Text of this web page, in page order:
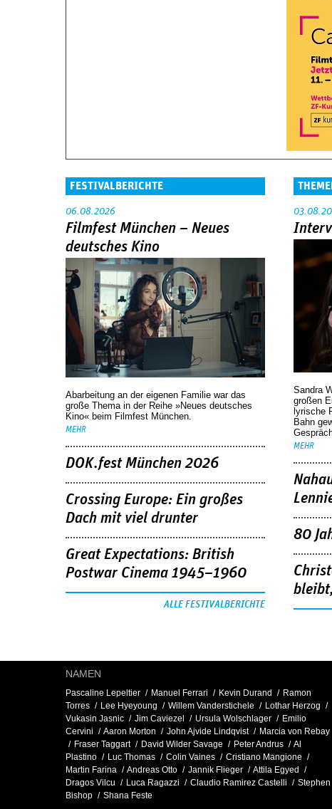
FESTIVALBERICHTE
06.08.2026
Filmfest München – Neues
deutsches Kino
Abarbeitung an der eigenen Familie war das
große Thema in der Reihe »Neues deutsches
Kino« beim Filmfest München.
MEHR
DOK.fest München 2026
Crossing Europe: Ein großes
Dach mit viel drunter
Great Expectations: British
Postwar Cinema 1945–1960
ALLE FESTIVALBERICHTE
Sandra
großen
lyrische
Bahn
MEHR
80
NAMEN
Pascaline Lepeltier Manuel Ferrari Kevin Durand
Ramon
Torres
Lee Hyeyoung Willem Vanderstichele
Lothar Herzog
Vukasin Jasnic
Jim Caviezel Ursula Wolschlager
Emilio
Cervini
Aaron Morton John Ajvide Lindqvist
Marcia von Rebay
Fraser Taggart
David Wilder Savage Peter Andrus
Al
Plastino
Luc Thomas Colin Vaines
Cristiano Mangione
Martin Farina
Andreas Otto Jannik Flieger
Attila Egyed
Dragos Vilcu
Luca Ragazzi Claudio Ramirez Castelli
Stephen
Bishop
Shana Feste